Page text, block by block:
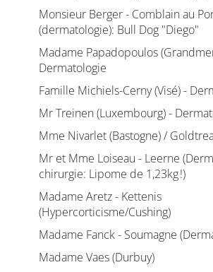
Monsieur Berger - Comblain au
(dermatologie): Bull Dog "Diego"
Madame Papadopoulos
Dermatologie
Famille Michiels-Cerny (Visé) -
Mr Treinen (Luxembourg) -
Mme Nivarlet (Bastogne) /
Mr et Mme Loiseau - Leerne
chirurgie: Lipome de 1,23kg !)
Madame Aretz - Kettenis
(Hypercorticisme/Cushing)
Madame Fanck - Soumagne
Madame Vaes (Durbuy)